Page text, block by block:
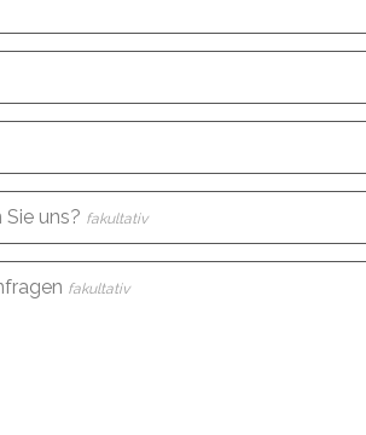
uns? fakultativ
fakultativ